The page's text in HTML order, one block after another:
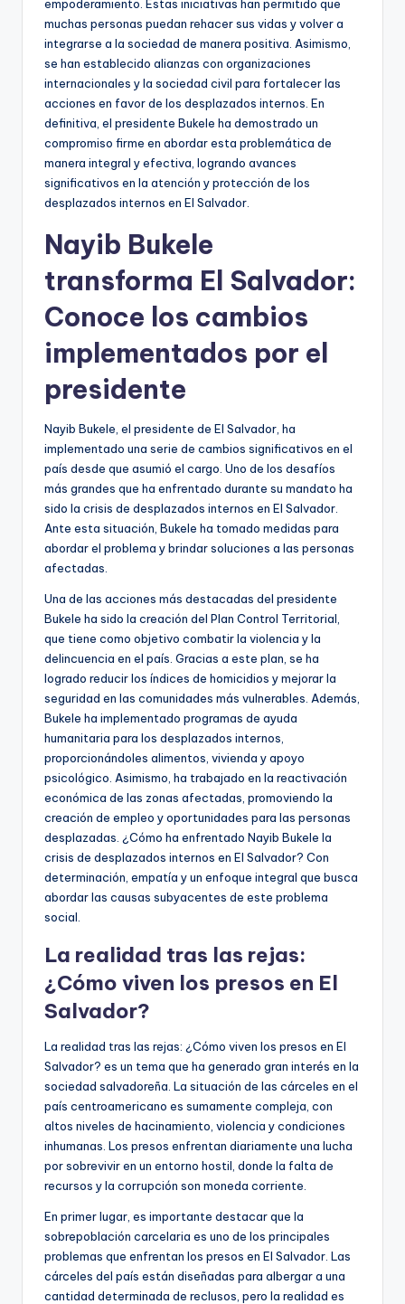
empoderamiento. Estas iniciativas han permitido que
muchas personas puedan rehacer sus vidas y volver a
integrarse a la sociedad de manera positiva. Asimismo,
se han establecido alianzas con organizaciones
internacionales y la sociedad civil para fortalecer las
acciones en favor de los desplazados internos. En
definitiva, el presidente Bukele ha demostrado un
compromiso firme en abordar esta problemática de
manera integral y efectiva, logrando avances
significativos en la atención y protección de los
desplazados internos en El Salvador.
Nayib Bukele
transforma El Salvador:
Conoce los cambios
implementados por el
presidente
Nayib Bukele, el presidente de El Salvador, ha
implementado una serie de cambios significativos en el
país desde que asumió el cargo. Uno de los desafíos
más grandes que ha enfrentado durante su mandato ha
sido la crisis de desplazados internos en El Salvador.
Ante esta situación, Bukele ha tomado medidas para
abordar el problema y brindar soluciones a las personas
afectadas.
Una de las acciones más destacadas del presidente
Bukele ha sido la creación del Plan Control Territorial,
que tiene como objetivo combatir la violencia y la
delincuencia en el país. Gracias a este plan, se ha
logrado reducir los índices de homicidios y mejorar la
seguridad en las comunidades más vulnerables. Además,
Bukele ha implementado programas de ayuda
humanitaria para los desplazados internos,
proporcionándoles alimentos, vivienda y apoyo
psicológico. Asimismo, ha trabajado en la reactivación
económica de las zonas afectadas, promoviendo la
creación de empleo y oportunidades para las personas
desplazadas. ¿Cómo ha enfrentado Nayib Bukele la
crisis de desplazados internos en El Salvador? Con
determinación, empatía y un enfoque integral que busca
abordar las causas subyacentes de este problema
social.
La realidad tras las rejas:
¿Cómo viven los presos en El
Salvador?
La realidad tras las rejas: ¿Cómo viven los presos en El
Salvador? es un tema que ha generado gran interés en la
sociedad salvadoreña. La situación de las cárceles en el
país centroamericano es sumamente compleja, con
altos niveles de hacinamiento, violencia y condiciones
inhumanas. Los presos enfrentan diariamente una lucha
por sobrevivir en un entorno hostil, donde la falta de
recursos y la corrupción son moneda corriente.
En primer lugar, es importante destacar que la
sobrepoblación carcelaria es uno de los principales
problemas que enfrentan los presos en El Salvador. Las
cárceles del país están diseñadas para albergar a una
cantidad determinada de reclusos, pero la realidad es